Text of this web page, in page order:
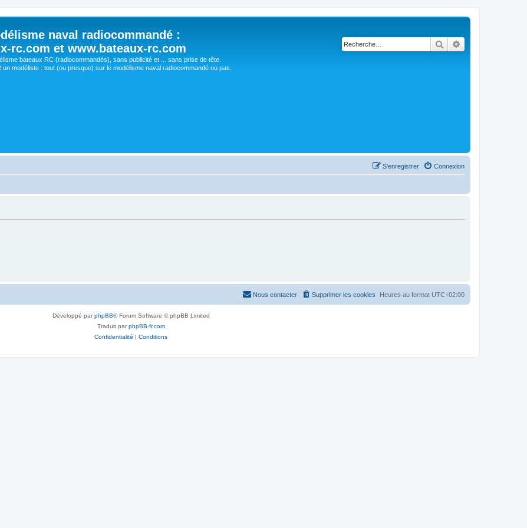
naval radiocommandé :
rc.com et www.bateaux-rc.com
bateaux RC (radiocommandés), sans publicité et ... sans prise de tête.
un modéliste : tout (ou presque) sur le modélisme naval radiocommandé ou pas.
Rechercher
Connexion
S’enregistrer
Heures au format UTC+02:00
Supprimer les cookies
Nous contacter
Développé parphpBB® Forum Software © phpBB Limited
Traduit parphpBB-fr.com
Confidentialité | Conditions